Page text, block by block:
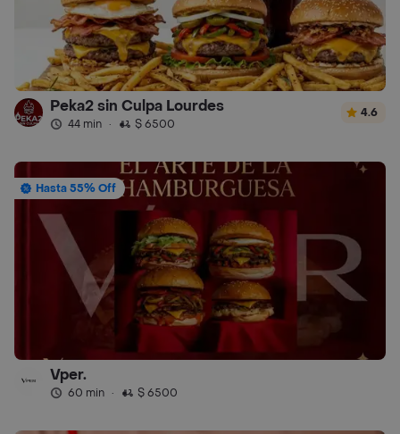
Peka2 sin Culpa Lourdes
44 min · $ 6500
4.6
Hasta 55% Off
Vper.
60 min · $ 6500